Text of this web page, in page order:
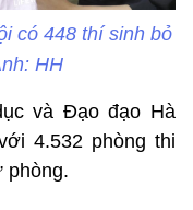
có 448 thí sinh bỏ
HH
và Đạo đạo Hà
4.532 phòng thi
phòng.